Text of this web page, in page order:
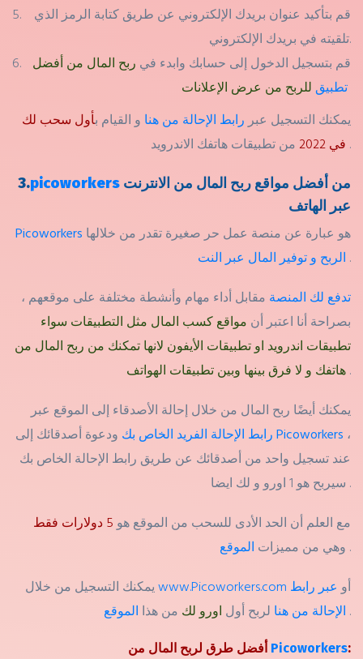
قم بتأكيد عنوان بريدك الإلكتروني عن طريق كتابة الرمز الذي
تلقيته في بريدك الإلكتروني.
قم بتسجيل الدخول إلى حسابك وابدء في ربح المال من أفضل
تطبيق للربح من عرض الإعلانات
يمكنك التسجيل عبر رابط الإحالة من هنا و القيام بأول سحب لك
في 2022 من تطبيقات هاتفك الاندرويد .
3.picoworkers
عبر الهاتف
Picoworkers هو عبارة عن منصة عمل حر صغيرة تقدر من خلالها
الربح و توفير المال عبر النت .
تدفع لك المنصة مقابل أداء مهام وأنشطة مختلفة على موقعهم ،
بصراحة أنا اعتبر أن مواقع كسب المال مثل التطبيقات سواء
تطبيقات اندرويد او تطبيقات الأيفون لانها تمكنك من ربح المال من
هاتفك و لا فرق بينها وبين تطبيقات الهواتف .
يمكنك أيضًا ربح المال من خلال إحالة الأصدقاء إلى الموقع عبر
رابط الإحالة الفريد الخاص بك Picoworkers ،
عند تسجيل واحد من أصدقائك عن طريق رابط الإحالة الخاص بك
سيربح هو 1 اورو و لك ايضا .
مع العلم أن الحد الأدى للسحب من الموقع هو 5 دولارات فقط
وهي من مميزات .
www.Picoworkers.com أو عبر رابط
الإحالة من هنا لربح أول اورو لك من هذا .
Picoworkers: